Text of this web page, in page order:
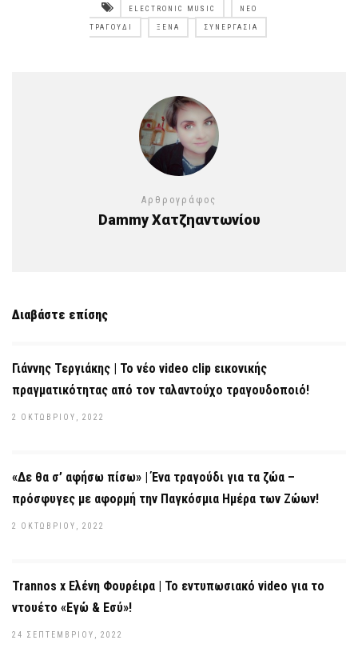
ELECTRONIC MUSIC ΝΈΟ
ΤΡΑΓΟΎΔΙ ΞΈΝΑ ΣΥΝΕΡΓΑΣΊΑ
Αρθρογράφος
Dammy Χατζηαντωνίου
Διαβάστε επίσης
Γιάννης Τεργιάκης | Το νέο video clip εικονικής
πραγματικότητας από τον ταλαντούχο τραγουδοποιό!
2 ΟΚΤΩΒΡΊΟΥ, 2022
«Δε θα σ’ αφήσω πίσω» | Ένα τραγούδι για τα ζώα –
πρόσφυγες με αφορμή την Παγκόσμια Ημέρα των Ζώων!
2 ΟΚΤΩΒΡΊΟΥ, 2022
Trannos x Ελένη Φουρέιρα | Το εντυπωσιακό video για το
ντουέτο «Εγώ & Εσύ»!
24 ΣΕΠΤΕΜΒΡΊΟΥ, 2022